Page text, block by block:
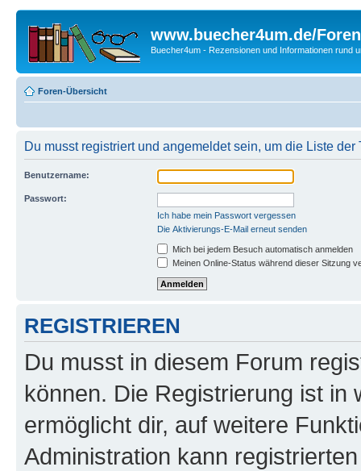
www.buecher4um.de/Foren
Buecher4um - Rezensionen und Informationen rund
Foren-Übersicht
Du musst registriert und angemeldet sein, um die Liste
Benutzername:
Passwort:
Ich habe mein Passwort vergessen
Die Aktivierungs-E-Mail erneut senden
Mich bei jedem Besuch automatisch anmelden
Meinen Online-Status während dieser Sitzung
REGISTRIEREN
Du musst in diesem Forum
können. Die Registrierung ist in
ermöglicht dir, auf weitere
Administration kann